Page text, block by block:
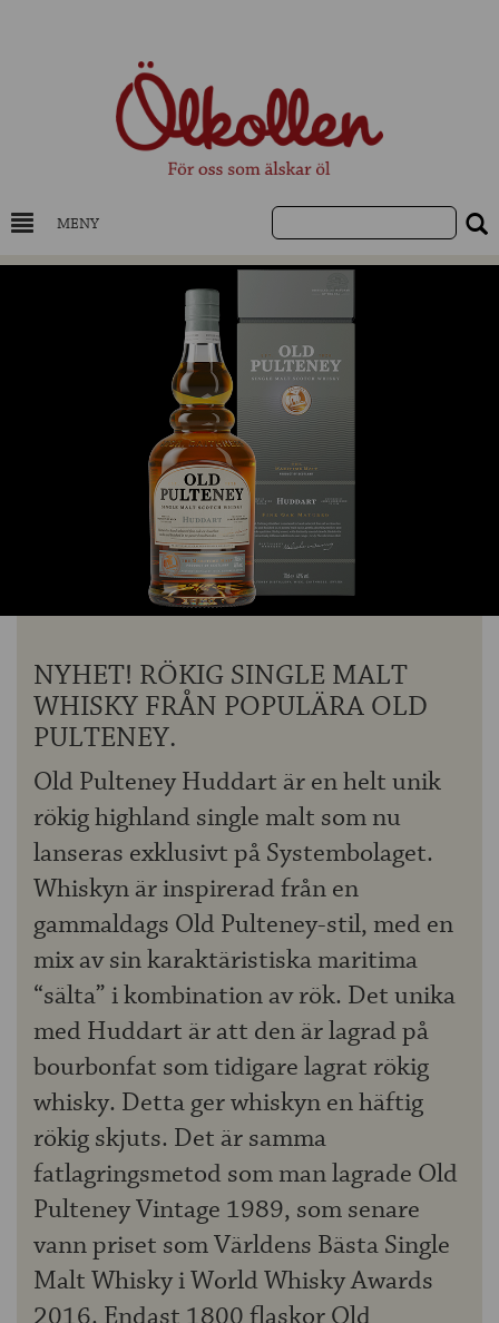
MENY
DRYCKESKUNSKAP
NYHETER
UTVALDA ÖL
UTVALDA CIDER
UTVALDA DESTILLAT
OM ÖLKOLLEN
KONTAKTA OSS
NYHET! RÖKIG SINGLE MALT
WHISKY FRÅN POPULÄRA OLD
PULTENEY.
Old Pulteney Huddart är en helt unik
rökig highland single malt som nu
lanseras exklusivt på Systembolaget.
Whiskyn är inspirerad från en
gammaldags Old Pulteney-stil, med en
mix av sin karaktäristiska maritima
“sälta” i kombination av rök. Det unika
med Huddart är att den är lagrad på
bourbonfat som tidigare lagrat rökig
whisky. Detta ger whiskyn en häftig
rökig skjuts. Det är samma
fatlagringsmetod som man lagrade Old
Pulteney Vintage 1989, som senare
vann priset som Världens Bästa Single
Malt Whisky i World Whisky Awards